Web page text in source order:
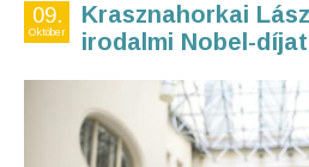
09.
Október
Krasznahorkai
irodalmi Nobel-díjat